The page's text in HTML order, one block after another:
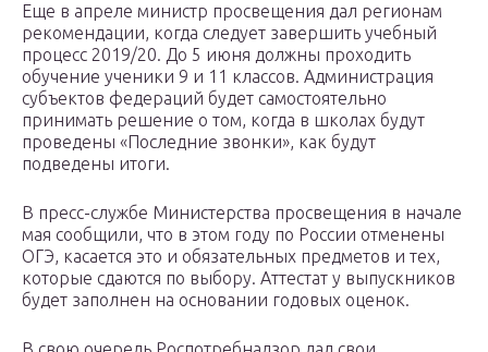
Еще в апреле министр просвещения дал регионам
рекомендации, когда следует завершить учебный
процесс 2019/20. До 5 июня должны проходить
обучение ученики 9 и 11 классов. Администрация
субъектов федераций будет самостоятельно
принимать решение о том, когда в школах будут
проведены «Последние звонки», как будут
подведены итоги.
В пресс-службе Министерства просвещения в начале
мая сообщили, что в этом году по России отменены
ОГЭ, касается это и обязательных предметов и тех,
которые сдаются по выбору. Аттестат у выпускников
будет заполнен на основании годовых оценок.